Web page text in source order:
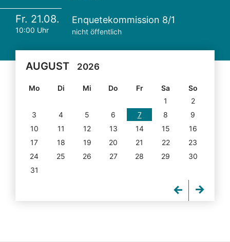
Fr. 21.08.
10:00 Uhr
Enquetekommission 8/1
nicht öffentlich
AUGUST 2026
Mo Di Mi Do Fr Sa
So
1
2
3
4 5 6 7 8
9
10
11 12 13 14 15
16
17
18 19 20 21 22
23
24
25 26 27 28 29
30
31